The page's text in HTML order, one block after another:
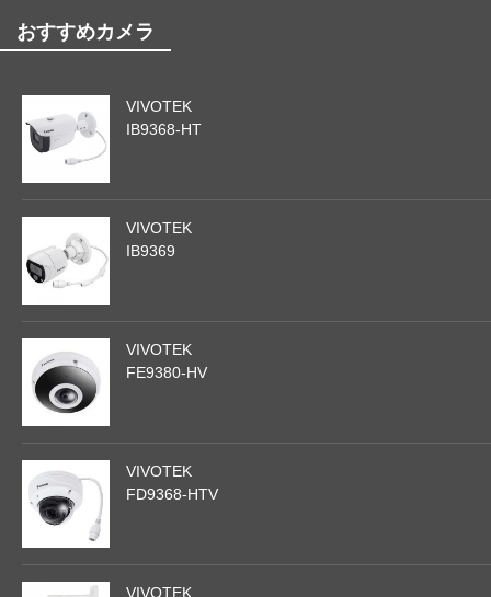
おすすめカメラ
VIVOTEK
IB9368-HT
VIVOTEK
IB9369
VIVOTEK
FE9380-HV
VIVOTEK
FD9368-HTV
VIVOTEK